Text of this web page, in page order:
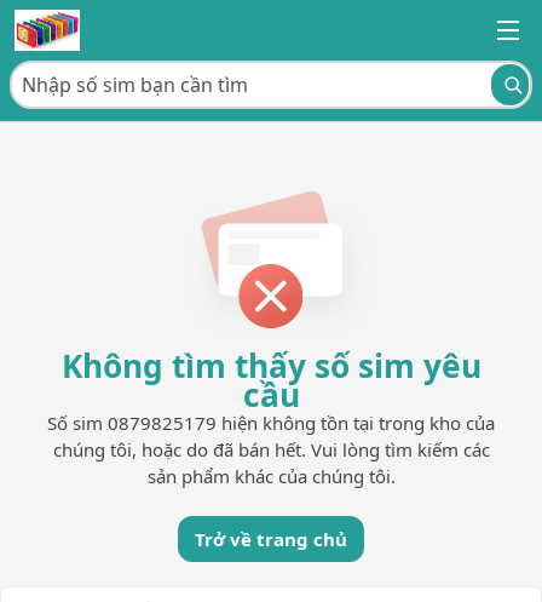
Không tìm thấy số sim yêu
cầu
Số sim 0879825179 hiện không tồn tại trong kho của
chúng tôi, hoặc do đã bán hết. Vui lòng tìm kiếm các
sản phẩm khác của chúng tôi.
Trở về trang chủ